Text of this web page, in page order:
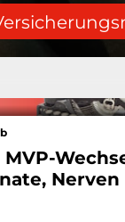
MVP-
Nerven